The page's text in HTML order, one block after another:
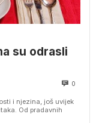
su odrasli
0
i njezina, još uvijek
Od pradavnih